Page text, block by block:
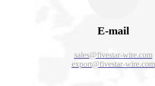
E-mail
sales@fivestar-wire.com
export@fivestar-wire.com